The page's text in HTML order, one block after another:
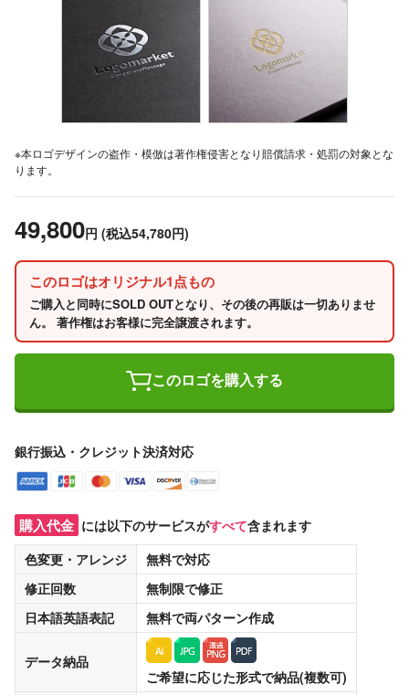
※本ロゴデザインの盗作・模倣は著作権侵害となり賠償請求・処罰の対象とな
ります。
49,800円 (税込54,780円)
このロゴはオリジナル1点もの
ご購入と同時にSOLD OUTとなり、その後の再販は一切ありませ
ん。 著作権はお客様に完全譲渡されます。
このロゴを購入する
銀行振込・クレジット決済対応
購入代金 には以下のサービスがすべて含まれます
色変更・アレンジ
無料で対応
修正回数
無制限で修正
日本語英語表記
無料で両パターン作成
データ納品
ご希望に応じた形式で納品(複数可)